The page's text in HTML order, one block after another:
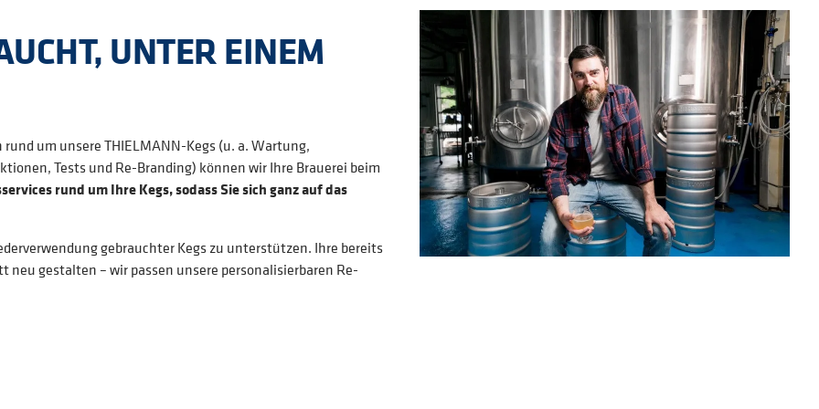
UNTER EINEM
um unsere THIELMANN-Kegs (u. a. Wartung,
Tests und Re-Branding) können wir Ihre Brauerei beim
rund um Ihre Kegs, sodass Sie sich ganz auf das
gebrauchter Kegs zu unterstützen. Ihre bereits
gestalten – wir passen unsere personalisierbaren Re-